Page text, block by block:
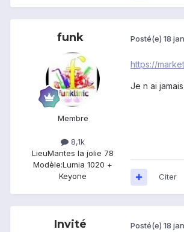
funk
Membre
8,1k
LieuMantes la jolie 78
Modèle:Lumia 1020 +
Keyone
Posté(e) 18
https://
Je n ai
Citer
Invité Posté(e) 18